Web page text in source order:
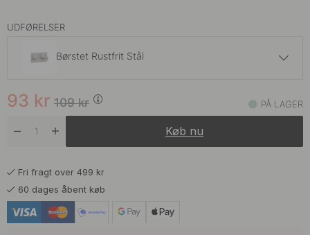
UDFØRELSER
Børstet Rustfrit Stål
Krom På lager
På lager
Poleret Messing
109kr
93 kr PÅ LAGER
Køb nu
Fri fragt over 499 kr
60 dages åbent køb